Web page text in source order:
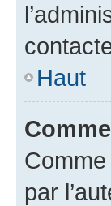
Haut
par